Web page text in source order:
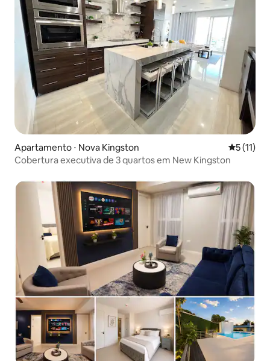
Apartamento ⋅ Nova Kingston 5 de uma
5 (11)
Cobertura executiva de 3 quartos em New Kingston